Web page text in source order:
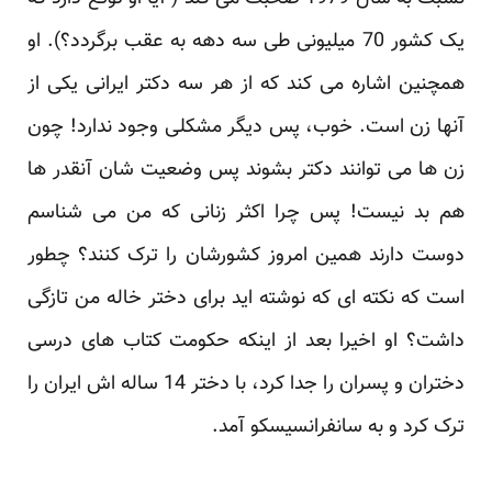
یک کشور 70 میلیونی طی سه دهه به عقب برگردد؟). او
همچنین اشاره می کند که از هر سه دکتر ایرانی یکی از
آنها زن است. خوب، پس دیگر مشکلی وجود ندارد! چون
زن ها می توانند دکتر بشوند پس وضعیت شان آنقدر ها
هم بد نیست! پس چرا اکثر زنانی که من می شناسم
دوست دارند همین امروز کشورشان را ترک کنند؟ چطور
است که نکته ای که نوشته اید برای دختر خاله من تازگی
داشت؟ او اخیرا بعد از اینکه حکومت کتاب های درسی
دختران و پسران را جدا کرد، با دختر 14 ساله اش ایران را
ترک کرد و به سانفرانسیسکو آمد.